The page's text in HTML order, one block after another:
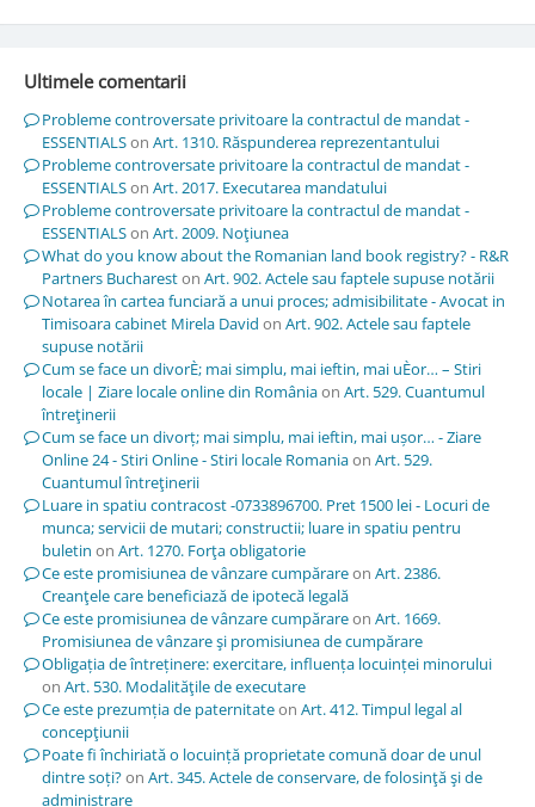
Ultimele comentarii
Probleme controversate privitoare la contractul de mandat -
ESSENTIALSon Art. 1310. Răspunderea reprezentantului
Probleme controversate privitoare la contractul de mandat -
ESSENTIALSon Art. 2017. Executarea mandatului
Probleme controversate privitoare la contractul de mandat -
ESSENTIALSon Art. 2009. Noţiunea
What do you know about the Romanian land book registry? - R&R
Partners Buchareston Art. 902. Actele sau faptele supuse notării
Notarea în cartea funciară a unui proces; admisibilitate - Avocat in
Timisoara cabinet Mirela David on Art. 902. Actele sau faptele
supuse notării
Cum se face un divorÈ; mai simplu, mai ieftin, mai uÈor… – Stiri
locale | Ziare locale online din Româniaon Art. 529. Cuantumul
întreţinerii
Cum se face un divorț; mai simplu, mai ieftin, mai ușor… - Ziare
Online 24 - Stiri Online - Stiri locale Romaniaon Art. 529.
Cuantumul întreţinerii
Luare in spatiu contracost -0733896700. Pret 1500 lei - Locuri de
munca; servicii de mutari; constructii; luare in spatiu pentru
buletin on Art. 1270. Forţa obligatorie
Ce este promisiunea de vânzare cumpărareon Art. 2386.
Creanţele care beneficiază de ipotecă legală
Ce este promisiunea de vânzare cumpărareon Art. 1669.
Promisiunea de vânzare şi promisiunea de cumpărare
Obligația de întreținere: exercitare, influența locuinței minorului
on Art. 530. Modalităţile de executare
Ce este prezumția de paternitateon Art. 412. Timpul legal al
concepţiunii
Poate fi închiriată o locuință proprietate comună doar de unul
dintre soți?on Art. 345. Actele de conservare, de folosinţă şi de
administrare